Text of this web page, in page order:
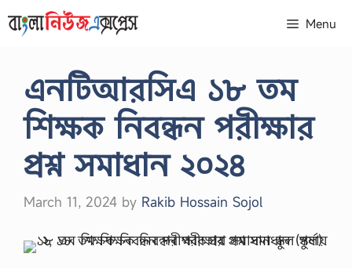
to
Menu
এনটিআরসিএ ১৮ তম
শিক্ষক নিবন্ধন পরীক্ষার
প্রশ্ন সমাধান ২০২৪
March 11, 2024 by Rakib Hossain Sojol